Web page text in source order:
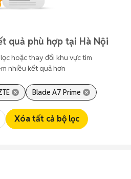
quả phù hợp tại Hà Nội
hoặc thay đổi khu vực tìm
nhiều kết quả hơn
Blade A7 Prime
Xóa tất cả bộ lọc